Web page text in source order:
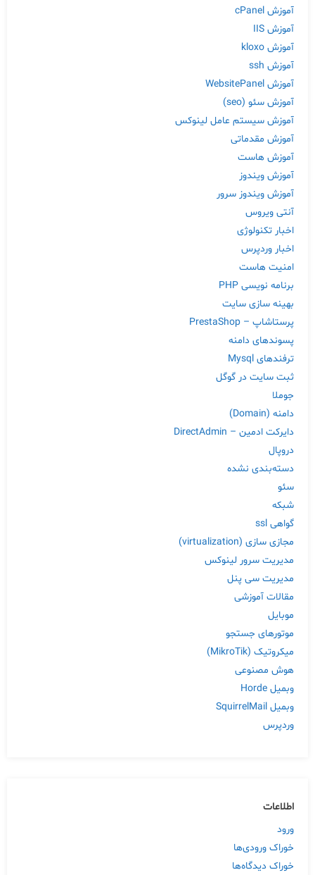
آموزش cPanel
آموزش IIS
آموزش kloxo
آموزش ssh
آموزش WebsitePanel
آموزش سئو (seo)
آموزش سیستم عامل لینوکس
آموزش مقدماتی
آموزش هاست
آموزش ویندوز
آموزش ویندوز سرور
آنتی ویروس
اخبار تکنولوژی
اخبار وردپرس
امنیت هاست
برنامه نویسی PHP
بهینه سازی سایت
پرستاشاپ – PrestaShop
پسوندهای دامنه
ترفندهای Mysql
ثبت سایت در گوگل
جوملا
دامنه (Domain)
دایرکت ادمین – DirectAdmin
دروپال
دسته‌بندی نشده
سئو
شبکه
گواهی ssl
مجازی سازی (virtualization)
مدیریت سرور لینوکس
مدیریت سی پنل
مقالات آموزشی
موبایل
موتورهای جستجو
میکروتیک (MikroTik)
هوش مصنوعی
وبمیل Horde
وبمیل SquirrelMail
وردپرس
اطلاعات
ورود
خوراک ورودی‌ها
خوراک دیدگاه‌ها